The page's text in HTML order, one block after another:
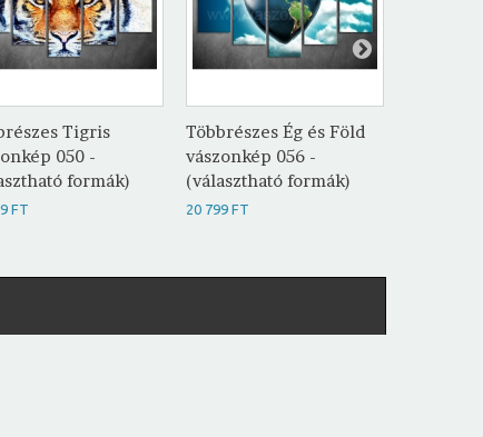
Tigris
050 -
formák)
FT
Többrészes Ég és Föld
vászonkép 056 -
(választható formák)
20 799 FT